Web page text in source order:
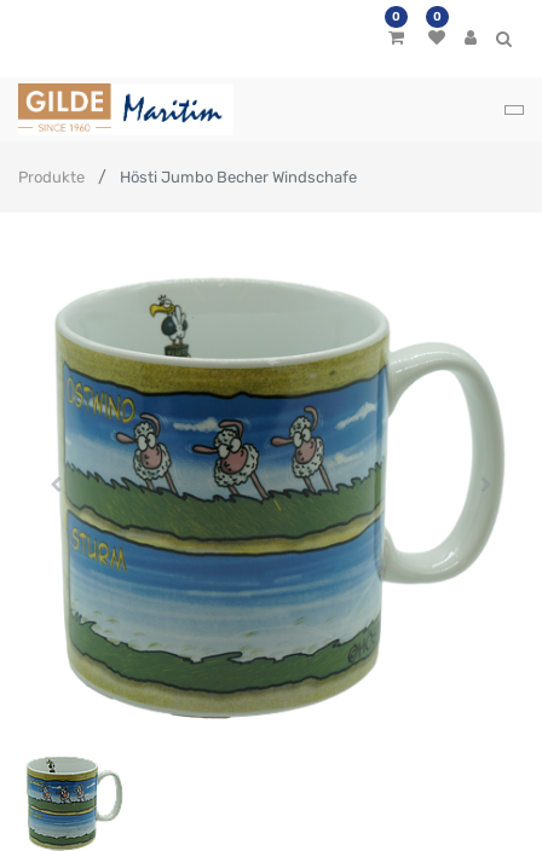
0 0
Produkte Hösti Jumbo Becher Windschafe